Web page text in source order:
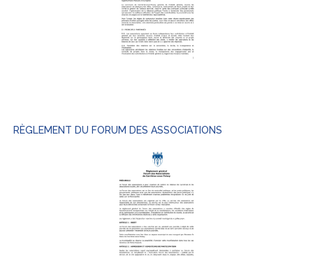
RÈGLEMENT DU FORUM DES ASSOCIATIONS